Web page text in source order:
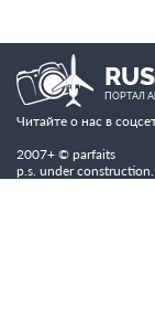
ПОРТАЛ
Читайте о нас в
2007+ © parfaits
p.s. under